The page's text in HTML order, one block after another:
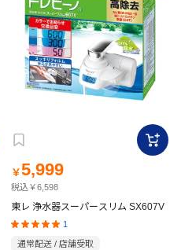
￥5,999
税込￥6,598
東レ 浄水器スーパースリム SX607V
1
通常配送 / 店舗受取